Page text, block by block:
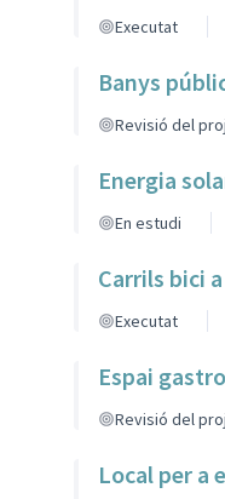
Executat
Banys
Revisió del
Energia
En estudi
Carrils bici
Executat
Espai
Revisió del
Local per a